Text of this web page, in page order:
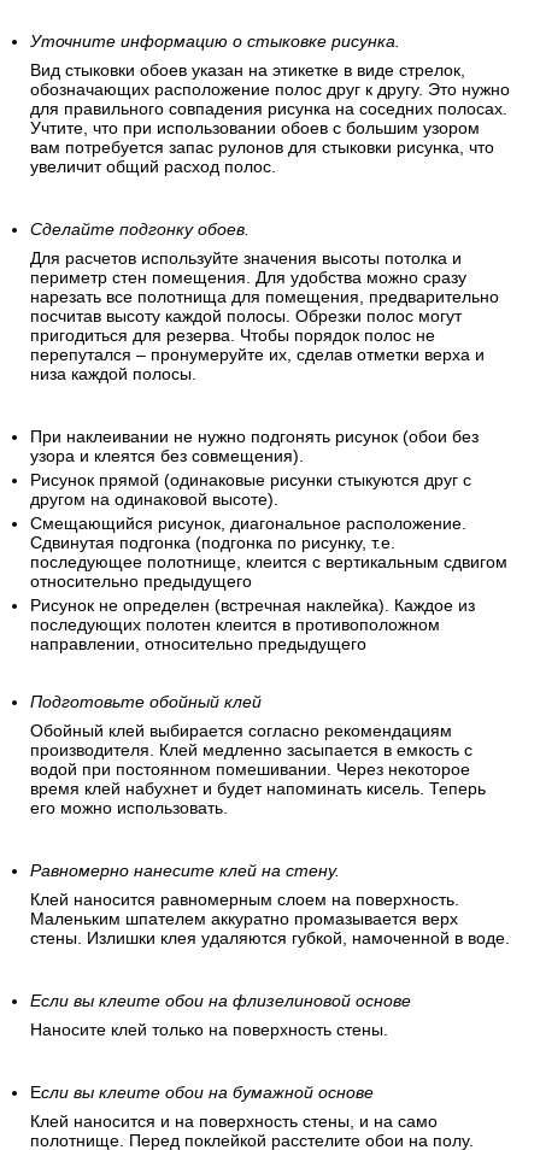
Уточните информацию о стыковке рисунка.
Вид стыковки обоев указан на этикетке в виде стрелок,
обозначающих расположение полос друг к другу. Это нужно
для правильного совпадения рисунка на соседних полосах.
Учтите, что при использовании обоев с большим узором
вам потребуется запас рулонов для стыковки рисунка, что
увеличит общий расход полос.
Сделайте подгонку обоев.
Для расчетов используйте значения высоты потолка и
периметр стен помещения. Для удобства можно сразу
нарезать все полотнища для помещения, предварительно
посчитав высоту каждой полосы. Обрезки полос могут
пригодиться для резерва. Чтобы порядок полос не
перепутался – пронумеруйте их, сделав отметки верха и
низа каждой полосы.
При наклеивании не нужно подгонять рисунок (обои без
узора и клеятся без совмещения).
Рисунок прямой (одинаковые рисунки стыкуются друг с
другом на одинаковой высоте).
Смещающийся рисунок, диагональное расположение.
Сдвинутая подгонка (подгонка по рисунку, т.е.
последующее полотнище, клеится с вертикальным сдвигом
относительно предыдущего
Рисунок не определен (встречная наклейка). Каждое из
последующих полотен клеится в противоположном
направлении, относительно предыдущего
Подготовьте обойный клей
Обойный клей выбирается согласно рекомендациям
производителя. Клей медленно засыпается в емкость с
водой при постоянном помешивании. Через некоторое
время клей набухнет и будет напоминать кисель. Теперь
его можно использовать.
Равномерно нанесите клей на стену.
Клей наносится равномерным слоем на поверхность.
Маленьким шпателем аккуратно промазывается верх
стены. Излишки клея удаляются губкой, намоченной в воде.
Если вы клеите обои на флизелиновой основе
Наносите клей только на поверхность стены.
Если вы клеите обои на бумажной основе
Клей наносится и на поверхность стены, и на само
полотнище. Перед поклейкой расстелите обои на полу.